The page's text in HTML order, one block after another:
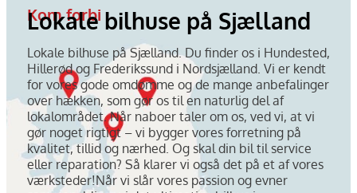
Kom forbi
Lokale bilhuse på Sjælland
Lokale bilhuse på Sjælland. Du finder os i Hundested,
Hillerød og Frederikssund i Nordsjælland. Vi er kendt
for vores gode omdømme og de mange anbefalinger
over hækken, som gør os til en naturlig del af
lokalområdet. Når naboer taler om os, ved vi, at vi
gør noget rigtigt – vi bygger vores forretning på
kvalitet, tillid og nærhed. Og skal din bil til service
eller reparation? Så klarer vi også det på et af vores
værksteder!Når vi slår vores passion og evner